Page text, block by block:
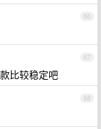
66
67
比较稳定吧
68